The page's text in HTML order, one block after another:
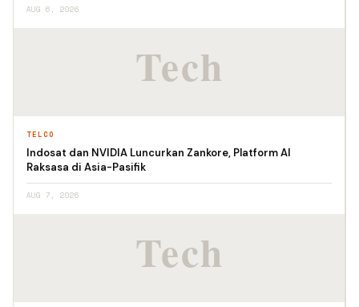
AUG 6, 2026
TELCO
Indosat dan NVIDIA Luncurkan Zankore, Platform AI
Raksasa di Asia-Pasifik
AUG 7, 2026